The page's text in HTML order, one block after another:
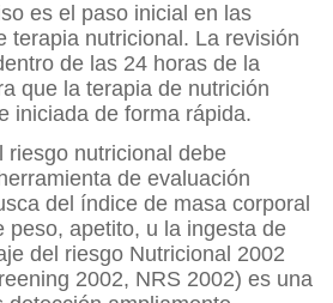
es el paso inicial en las
terapia nutricional. La revisión
de las 24 horas de la
que la terapia de nutrición
iniciada de forma rápida.
riesgo nutricional debe
de evaluación
del índice de masa corporal
peso, apetito, u la ingesta de
del riesgo Nutricional 2002
2002, NRS 2002) es una